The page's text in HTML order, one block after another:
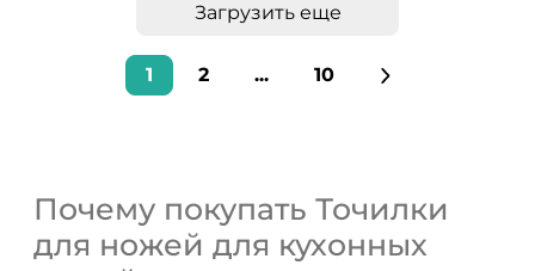
Загрузить еще
1 2 ... 10
Почему покупать Точилки
для ножей для кухонных